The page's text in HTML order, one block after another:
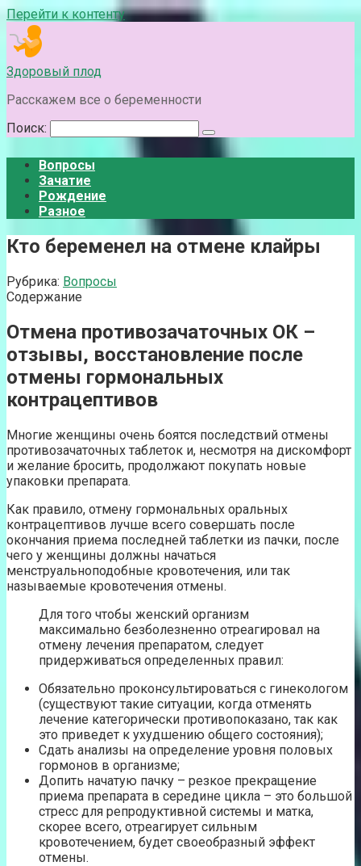
Перейти к контенту
Здоровый плод
Расскажем все о беременности
Поиск:
Вопросы
Зачатие
Рождение
Разное
Кто беременел на отмене клайры
Рубрика: Вопросы
Содержание
Отмена противозачаточных ОК –
отзывы, восстановление после
отмены гормональных
контрацептивов
Многие женщины очень боятся последствий отмены
противозачаточных таблеток и, несмотря на дискомфорт
и желание бросить, продолжают покупать новые
упаковки препарата.
Как правило, отмену гормональных оральных
контрацептивов лучше всего совершать после
окончания приема последней таблетки из пачки, после
чего у женщины должны начаться
менструальноподобные кровотечения, или так
называемые кровотечения отмены.
Для того чтобы женский организм
максимально безболезненно отреагировал на
отмену лечения препаратом, следует
придерживаться определенных правил:
Обязательно проконсультироваться с гинекологом
(существуют такие ситуации, когда отменять
лечение категорически противопоказано, так как
это приведет к ухудшению общего состояния);
Сдать анализы на определение уровня половых
гормонов в организме;
Допить начатую пачку – резкое прекращение
приема препарата в середине цикла – это большой
стресс для репродуктивной системы и матка,
скорее всего, отреагирует сильным
кровотечением, будет своеобразный эффект
отмены.